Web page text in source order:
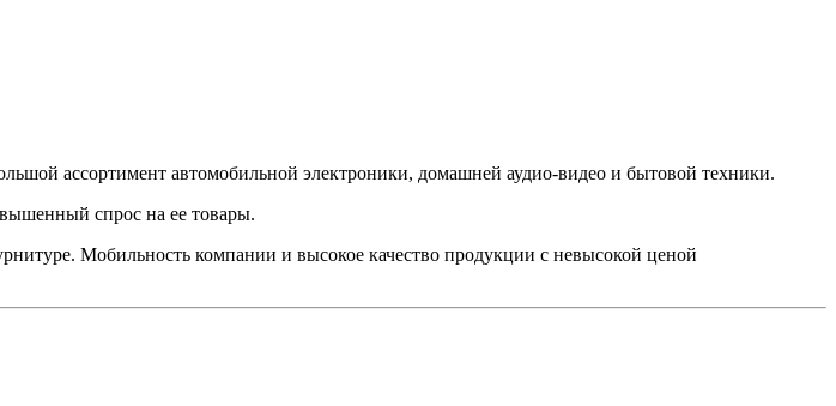
ассортимент автомобильной электроники, домашней аудио-видео и бытовой техники.
спрос на ее товары.
Мобильность компании и высокое качество продукции с невысокой ценой